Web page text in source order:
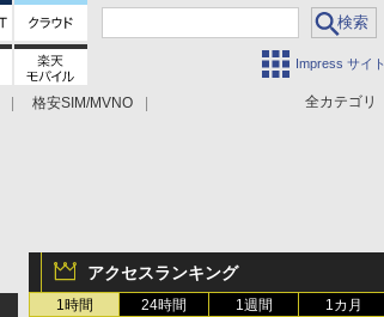
Impress サイト
全カテゴリ
格安SIM/MVNO
アクセスランキング
1時間 24時間 1週間 1カ月